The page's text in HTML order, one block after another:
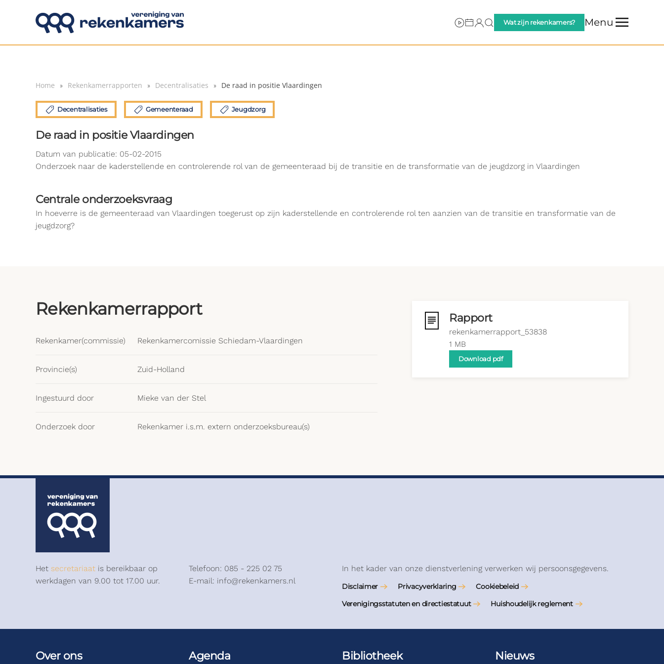
Overslaan en naar de inhoud gaan
Wat zijn rekenkamers? Menu
Home Rekenkamerrapporten Decentralisaties De raad in positie Vlaardingen
Decentralisaties Gemeenteraad Jeugdzorg
De raad in positie Vlaardingen
Datum van publicatie: 05-02-2015
Onderzoek naar de kaderstellende en controlerende rol van de gemeenteraad bij de transitie en de transformatie van de jeugdzorg in Vlaardingen
Centrale onderzoeksvraag
In hoeverre is de gemeenteraad van Vlaardingen toegerust op zijn kaderstellende en controlerende rol ten aanzien van de transitie en transformatie van de
jeugdzorg?
Rekenkamerrapport
Rekenkamer(commissie) Rekenkamercomissie Schiedam-Vlaardingen
Provincie(s) Zuid-Holland
Ingestuurd door Mieke van der Stel
Onderzoek door Rekenkamer i.s.m. extern onderzoeksbureau(s)
Rapport
rekenkamerrapport_53838
1 MB
Download pdf
Het secretariaat is bereikbaar op
werkdagen van 9.00 tot 17.00 uur.
Telefoon: 085 - 225 02 75
E-mail: info@rekenkamers.nl
In het kader van onze dienstverlening verwerken wij persoonsgegevens.
Disclaimer Privacyverklaring
Cookiebeleid
Verenigingsstatuten en directiestatuut
Huishoudelijk reglement
Over ons Agenda Bibliotheek Nieuws